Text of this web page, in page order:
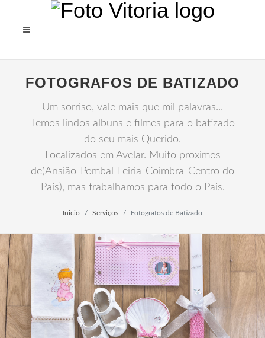
FOTOGRAFOS DE BATIZADO
Um sorriso, vale mais que mil palavras...
Temos lindos albuns e filmes para o batizado
do seu mais Querido.
Localizados em Avelar. Muito proximos
de(Ansião-Pombal-Leiria-Coimbra-Centro do
País), mas trabalhamos para todo o País.
Inicio Serviços Fotografos de Batizado